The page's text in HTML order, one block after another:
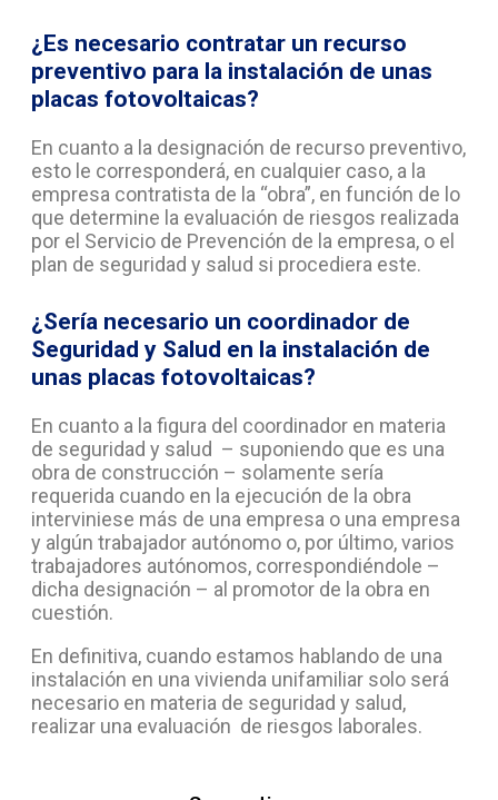
¿Es necesario contratar un recurso
preventivo para la instalación de unas
placas fotovoltaicas?
En cuanto a la designación de recurso preventivo,
esto le corresponderá, en cualquier caso, a la
empresa contratista de la “obra”, en función de lo
que determine la evaluación de riesgos realizada
por el Servicio de Prevención de la empresa, o el
plan de seguridad y salud si procediera este.
¿Sería necesario un coordinador de
Seguridad y Salud en la instalación de
unas placas fotovoltaicas?
En cuanto a la figura del coordinador en materia
de seguridad y salud – suponiendo que es una
obra de construcción – solamente sería
requerida cuando en la ejecución de la obra
interviniese más de una empresa o una empresa
y algún trabajador autónomo o, por último, varios
trabajadores autónomos, correspondiéndole –
dicha designación – al promotor de la obra en
cuestión.
En definitiva, cuando estamos hablando de una
instalación en una vivienda unifamiliar solo será
necesario en materia de seguridad y salud,
realizar una evaluación de riesgos laborales.